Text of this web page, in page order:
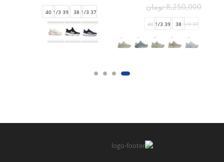
8,250,000 تومان
37 1/3
38
39 1/3
40
37 1/3
38
39 1/3
40